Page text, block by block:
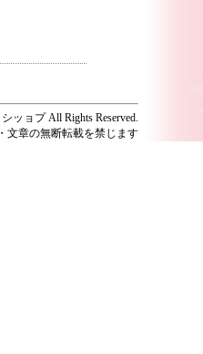
ッョプ All Rights Reserved.
文章の無断転載を禁じます